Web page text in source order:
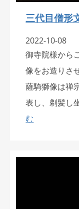
三代目僧形
2022-10-08
御寺院様から
像をお造りさ
薩騎獅像は禅
表し、剃髪し
む